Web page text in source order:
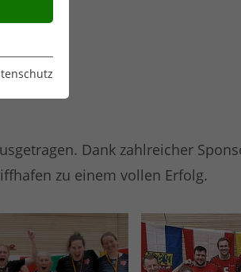
Dank zahlreicher
zu einem vollen Erfolg.